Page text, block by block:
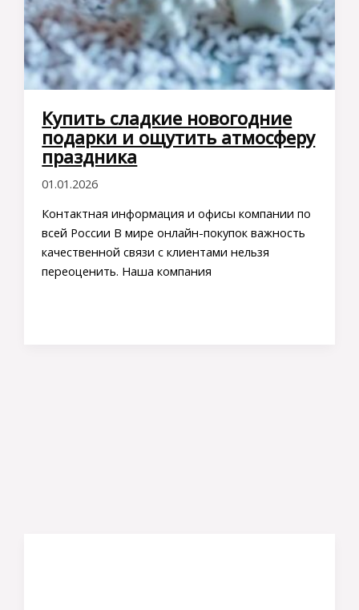
Купить сладкие новогодние
подарки и ощутить атмосферу
праздника
01.01.2026
Контактная информация и офисы компании по
всей России В мире онлайн-покупок важность
качественной связи с клиентами нельзя
переоценить. Наша компания